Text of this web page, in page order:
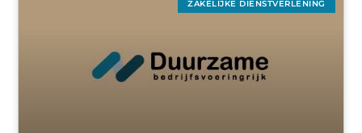
ZAKELIJKE DIENSTVERLENING